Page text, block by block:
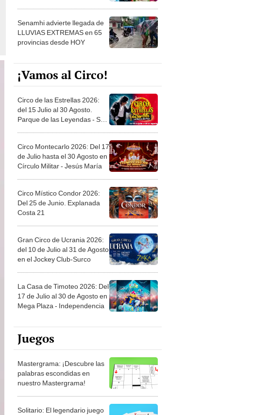
Senamhi advierte llegada de
LLUVIAS EXTREMAS en 65
provincias desde HOY
¡Vamos al Circo!
Circo de las Estrellas 2026:
del 15 Julio al 30 Agosto.
Parque de las Leyendas - San
Circo Montecarlo 2026: Del 17
de Julio hasta el 30 Agosto en
Círculo Militar - Jesús María
Circo Místico Condor 2026:
Del 25 de Junio. Explanada
Costa 21
Gran Circo de Ucrania 2026:
del 10 de Julio al 31 de Agosto
en el Jockey Club-Surco
La Casa de Timoteo 2026: Del
17 de Julio al 30 de Agosto en
Mega Plaza - Independencia
Juegos
Mastergrama: ¡Descubre las
palabras escondidas en
nuestro Mastergrama!
Solitario: El legendario juego